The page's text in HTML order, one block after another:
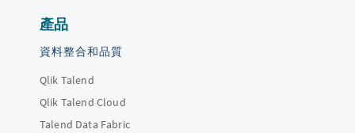
產品
資料整合和品質
Qlik Talend
Qlik Talend Cloud
Talend Data Fabric